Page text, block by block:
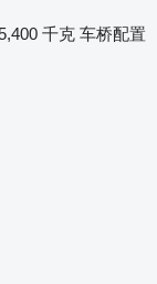
千克 车桥配置